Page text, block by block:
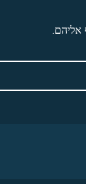
אליהם.